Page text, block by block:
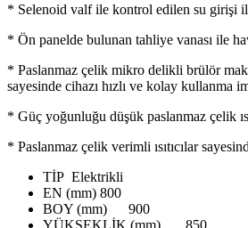
* Selenoid valf ile kontrol edilen su girişi
* Ön panelde bulunan tahliye vanası ile
* Paslanmaz çelik mikro delikli brülör
sayesinde cihazı hızlı ve kolay kullanma
* Güç yoğunluğu düşük paslanmaz çelik
* Paslanmaz çelik verimli ısıtıcılar
TİP Elektrikli
EN (mm) 800
BOY (mm)
900
YÜKSEKLİK (mm)
850